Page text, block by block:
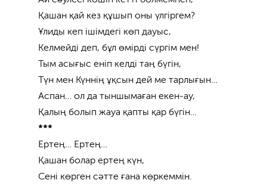
Қашан қай кез құшып оны үлгіргем?
Ұлиды кеп ішімдегі көп дауыс,
Келмейді деп, бұл өмірді сүргім мен!
Тым асығыс еніп келді таң бүгін,
Түн мен Күннің ұқсын дей ме тарлығын…
Аспан… ол да тыншымаған екен-ау,
Қалың болып жауа қапты қар бүгін…
***
Ертең… Ертең…
Қашан болар ертең күн,
Сені көрген сәтте ғана көркеммін.